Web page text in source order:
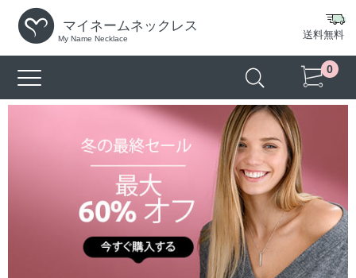
マイネームネックレス
My Name Necklace 送料無料
0